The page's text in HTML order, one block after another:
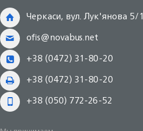
Черкаси, вул. Лук'янова 5/1
ofis@novabus.net
+38 (0472) 31-80-20
+38 (0472) 31-80-20
+38 (050) 772-26-52